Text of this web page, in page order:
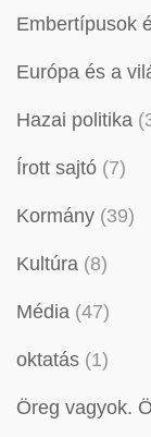
Embertípusok
Európa és a
Hazai politika
Írott sajtó (7)
Kormány (39)
Kultúra (8)
Média (47)
oktatás (1)
Öreg vagyok.